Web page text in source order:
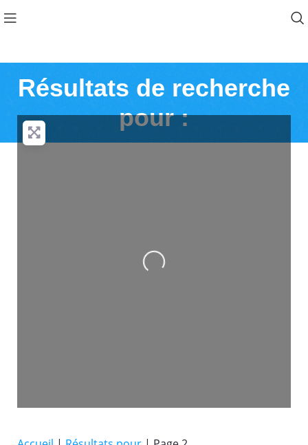
Résultats de recherche
pour :
Loading...